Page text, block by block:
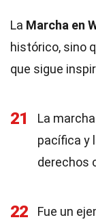
La Marcha en
histórico, sino
que sigue
21
La
pacífica y
derechos
22 Fue un